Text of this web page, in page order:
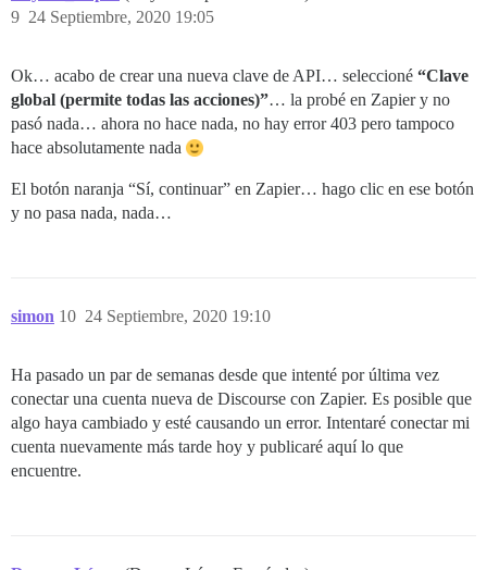
24 Septiembre, 2020 19:05
9
Ok… acabo de crear una nueva clave de API… seleccioné “Clave
global (permite todas las acciones)”… la probé en Zapier y no
pasó nada… ahora no hace nada, no hay error 403 pero tampoco
hace absolutamente nada
El botón naranja “Sí, continuar” en Zapier… hago clic en ese botón
y no pasa nada, nada…
simon 24 Septiembre, 2020 19:10
10
Ha pasado un par de semanas desde que intenté por última vez
conectar una cuenta nueva de Discourse con Zapier. Es posible que
algo haya cambiado y esté causando un error. Intentaré conectar mi
cuenta nuevamente más tarde hoy y publicaré aquí lo que
encuentre.